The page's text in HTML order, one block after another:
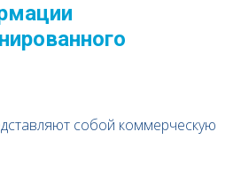
собой коммерческую